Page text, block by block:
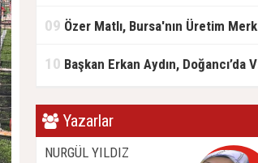
09 Özer Matlı, Bursa'nın Üretim Merkezlerinde Sanayicilerle Buluştu
10 Başkan Erkan Aydın, Doğancı’da Vatandaşların Taleplerini Yerinde Dinledi
Yazarlar
NURGÜL YILDIZ